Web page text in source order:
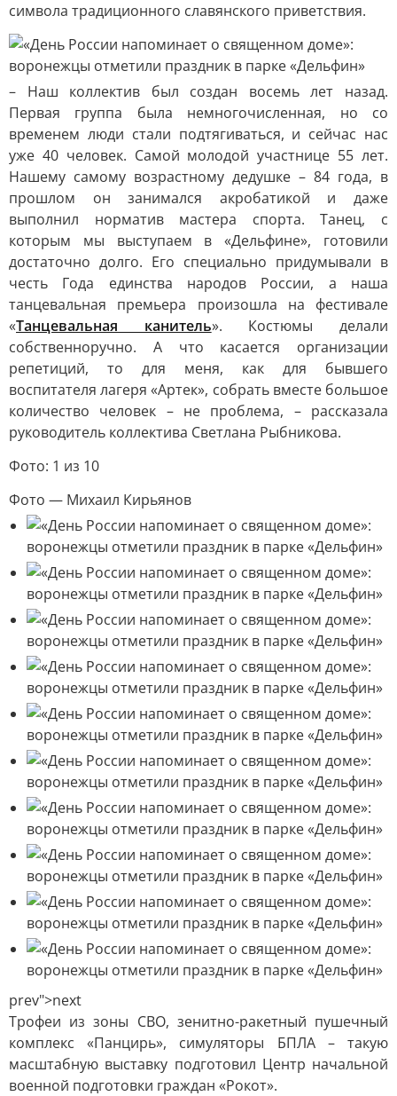
символа традиционного славянского приветствия.
– Наш коллектив был создан восемь лет назад.
Первая группа была немногочисленная, но со
временем люди стали подтягиваться, и сейчас нас
уже 40 человек. Самой молодой участнице 55 лет.
Нашему самому возрастному дедушке – 84 года, в
прошлом он занимался акробатикой и даже
выполнил норматив мастера спорта. Танец, с
которым мы выступаем в «Дельфине», готовили
достаточно долго. Его специально придумывали в
честь Года единства народов России, а наша
танцевальная премьера произошла на фестивале
«Танцевальная канитель». Костюмы делали
собственноручно. А что касается организации
репетиций, то для меня, как для бывшего
воспитателя лагеря «Артек», собрать вместе большое
количество человек – не проблема, – рассказала
руководитель коллектива Светлана Рыбникова.
Фото: 1 из 10
Фото — Михаил Кирьянов
prev">next
Трофеи из зоны СВО, зенитно-ракетный пушечный
комплекс «Панцирь», симуляторы БПЛА – такую
масштабную выставку подготовил Центр начальной
военной подготовки граждан «Рокот».